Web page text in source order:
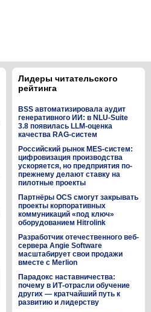
Лидеры читательского
рейтинга
BSS автоматизировала аудит
генеративного ИИ: в NLU-Suite
3.8 появилась LLM-оценка
качества RAG-систем
Российский рынок MES-систем:
цифровизация производства
ускоряется, но предприятия по-
прежнему делают ставку на
пилотные проекты
Партнёры OCS смогут закрывать
проекты корпоративных
коммуникаций «под ключ»
оборудованием Hitrolink
Разработчик отечественного веб-
сервера Angie Software
масштабирует свои продажи
вместе с Merlion
Парадокс наставничества:
почему в ИТ-отрасли обучение
других — кратчайший путь к
развитию и лидерству